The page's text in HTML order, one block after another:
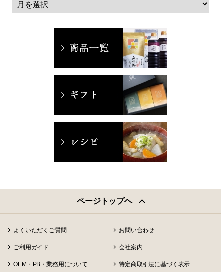
ページトップヘ
よくいただくご質問 お問い合わせ
ご利用ガイド 会社案内
OEM・PB・業務用について 特定商取引法に基づく表示